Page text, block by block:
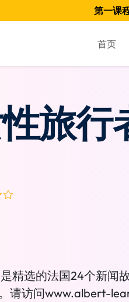
第一课
首页
旅行
精选的法国24个新闻
请访问www.albert-